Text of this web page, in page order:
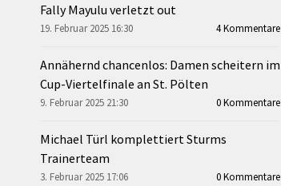
Fally Mayulu verletzt out
19. Februar 2025 16:30 4 Kommentare
Annähernd chancenlos: Damen scheitern im
Cup-Viertelfinale an St. Pölten
9. Februar 2025 21:30 0 Kommentare
Michael Türl komplettiert Sturms
Trainerteam
3. Februar 2025 17:06 0 Kommentare